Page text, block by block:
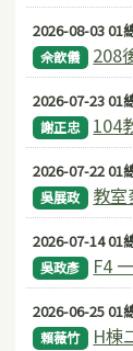
2026-08-03 01
佘歆儀 208
2026-07-23 01
謝正忠 104
2026-07-22 01
吳展政 教
2026-07-14 01
吳政彥 F4
2026-06-25 01
賴薇竹 H棟